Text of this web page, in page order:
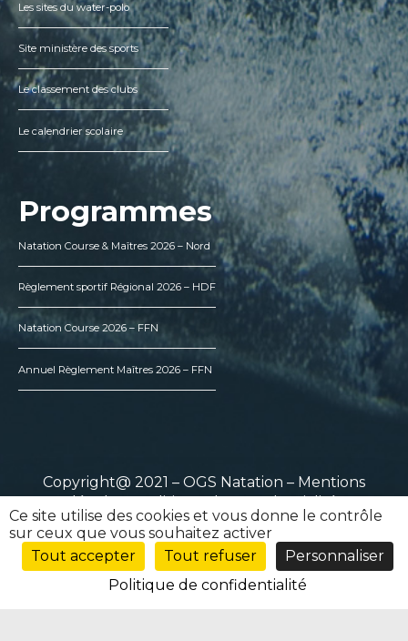
Les sites du water-polo
Site ministère des sports
Le classement des clubs
Le calendrier scolaire
Programmes
Natation Course & Maîtres 2026 – Nord
Règlement sportif Régional 2026 – HDF
Natation Course 2026 – FFN
Annuel Règlement Maîtres 2026 – FFN
Copyright@ 2021 – OGS Natation – Mentions
légales–Politique de confidentialité
Ce site utilise des cookies et vous donne le contrôle
sur ceux que vous souhaitez activer
Tout accepter
Tout refuser
Personnaliser
Politique de confidentialité